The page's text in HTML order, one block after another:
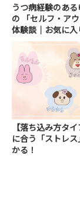
うつ病経験のあ
の 「セルフ・アウ
体験談｜お気に入
【落ち込み方タ
に合う「ストレ
かる！